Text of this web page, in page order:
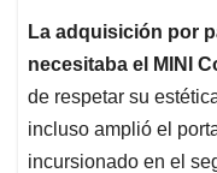
La adquisición por
necesitaba el MINI
de respetar su
incluso amplió el
incursionado en el